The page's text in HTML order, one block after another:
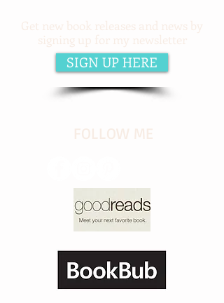
Get new book releases and news by
signing up for my newsletter
SIGN UP HERE
​FOLLOW ME